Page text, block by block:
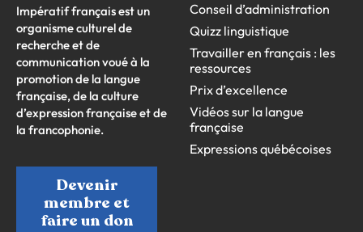
Impératif français est un
organisme culturel de
recherche et de
communication voué à la
promotion de la langue
française, de la culture
d’expression française et de
la francophonie.
Devenir
membre et
faire un don
Conseil d’administration
Quizz linguistique
Travailler en français : les
ressources
Prix d’excellence
Vidéos sur la langue
française
Expressions québécoises